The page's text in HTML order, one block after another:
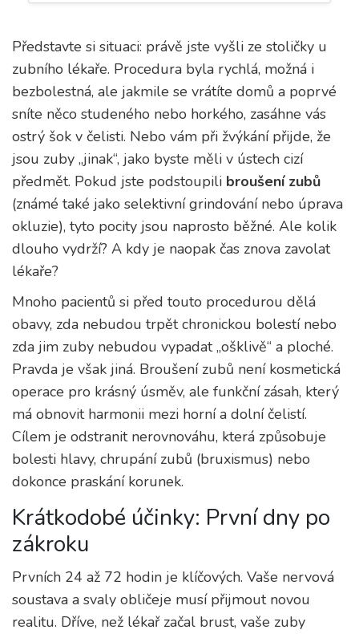
Představte si situaci: právě jste vyšli ze stoličky u
zubního lékaře. Procedura byla rychlá, možná i
bezbolestná, ale jakmile se vrátíte domů a poprvé
sníte něco studeného nebo horkého, zasáhne vás
ostrý šok v čelisti. Nebo vám při žvýkání přijde, že
jsou zuby „jinak“, jako byste měli v ústech cizí
předmět. Pokud jste podstoupili broušení zubů
(známé také jako selektivní grindování nebo úprava
okluzie), tyto pocity jsou naprosto běžné. Ale kolik
dlouho vydrží? A kdy je naopak čas znova zavolat
lékaře?
Mnoho pacientů si před touto procedurou dělá
obavy, zda nebudou trpět chronickou bolestí nebo
zda jim zuby nebudou vypadat „ošklivě“ a ploché.
Pravda je však jiná. Broušení zubů není kosmetická
operace pro krásný úsměv, ale funkční zásah, který
má obnovit harmonii mezi horní a dolní čelistí.
Cílem je odstranit nerovnováhu, která způsobuje
bolesti hlavy, chrupání zubů (bruxismus) nebo
dokonce praskání korunek.
Krátkodobé účinky: První dny po
zákroku
Prvních 24 až 72 hodin je klíčových. Vaše nervová
soustava a svaly obličeje musí přijmout novou
realitu. Dříve, než lékař začal brust, vaše zuby